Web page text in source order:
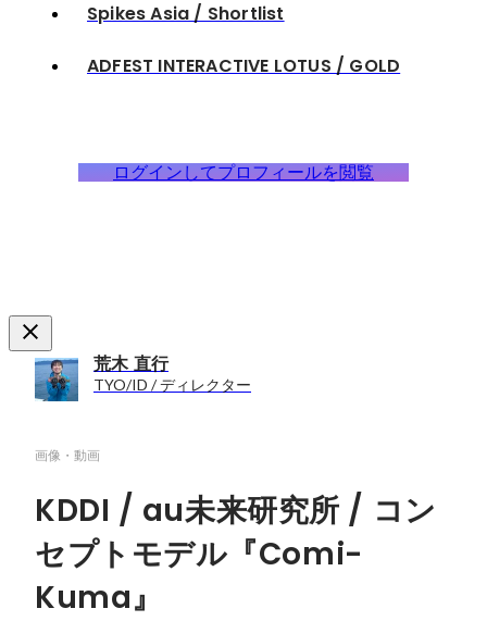
Spikes Asia / Shortlist
ADFEST INTERACTIVE LOTUS / GOLD
ログインしてプロフィールを閲覧
荒木 直行
TYO/ID / ディレクター
画像・動画
KDDI / au未来研究所 / コン
セプトモデル『Comi-
Kuma』